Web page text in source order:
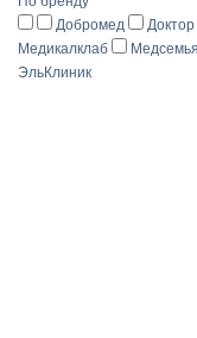
Добромед
Медикалклаб
Медсемья
ЭльКлиник